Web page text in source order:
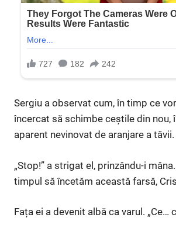
Sergiu a observat cum, în timp ce
încercat să schimbe ceștile din nou,
aparent nevinovat de aranjare a tăvii.
„Stop!” a strigat el, prinzându-i
timpul să încetăm această farsă,
Fața ei a devenit albă ca varul. „Ce…